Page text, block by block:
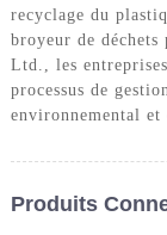
recyclage du
broyeur de déchets
Ltd., les
processus de
environnemental
Produits